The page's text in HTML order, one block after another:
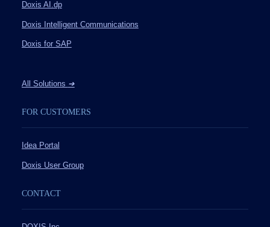
Doxis AI.dp
Doxis Intelligent Communications
Doxis for SAP
All Solutions ➔
FOR CUSTOMERS
Idea Portal
Doxis User Group
CONTACT